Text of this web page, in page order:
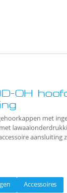
OH
met
aansluiting
Accessoires